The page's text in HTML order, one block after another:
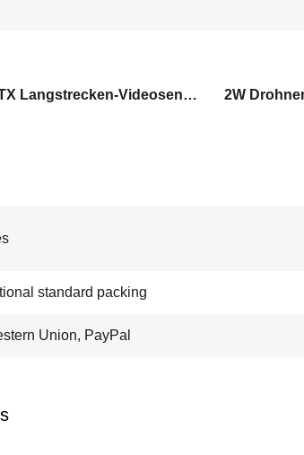
FPV VTX Langstrecken-Videosender
standard packing
Union, PayPal